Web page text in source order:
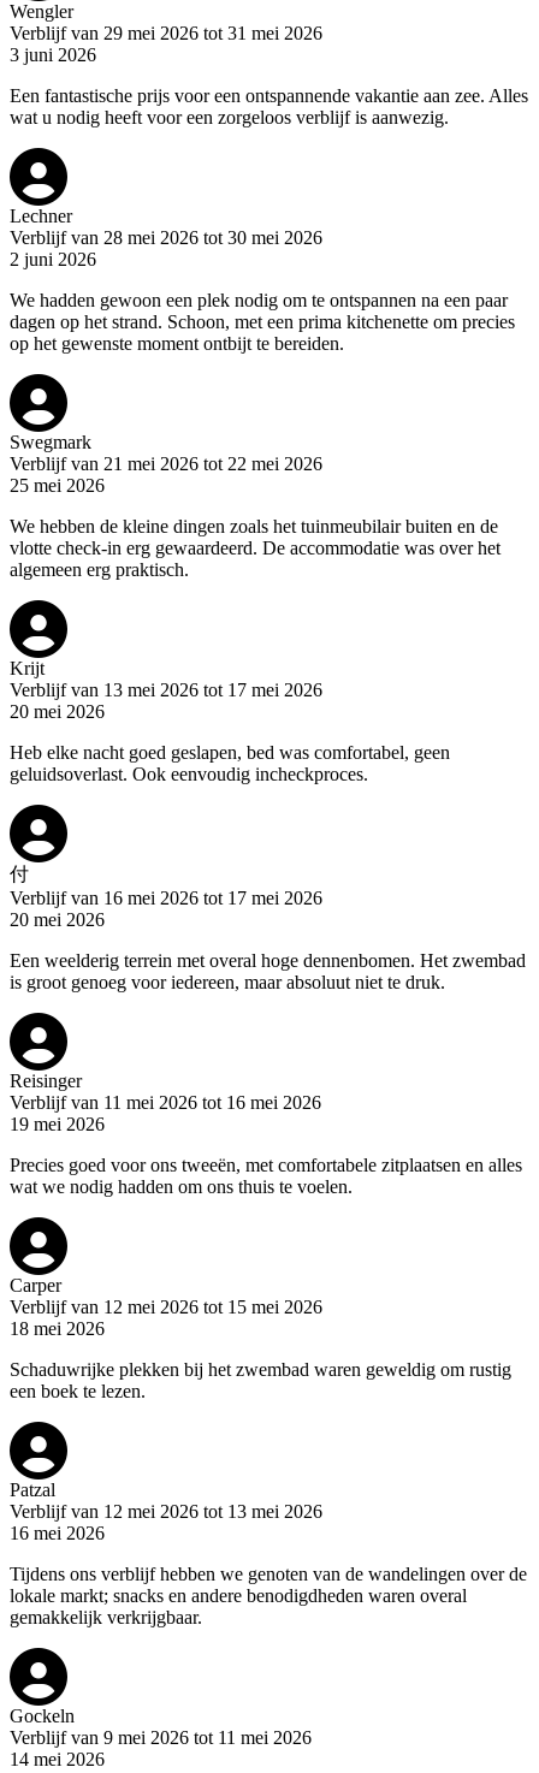
Wengler
Verblijf van 29 mei 2026 tot 31 mei 2026
3 juni 2026
Een fantastische prijs voor een ontspannende vakantie aan zee. Alles
wat u nodig heeft voor een zorgeloos verblijf is aanwezig.
Lechner
Verblijf van 28 mei 2026 tot 30 mei 2026
2 juni 2026
We hadden gewoon een plek nodig om te ontspannen na een paar
dagen op het strand. Schoon, met een prima kitchenette om precies
op het gewenste moment ontbijt te bereiden.
Swegmark
Verblijf van 21 mei 2026 tot 22 mei 2026
25 mei 2026
We hebben de kleine dingen zoals het tuinmeubilair buiten en de
vlotte check-in erg gewaardeerd. De accommodatie was over het
algemeen erg praktisch.
Krijt
Verblijf van 13 mei 2026 tot 17 mei 2026
20 mei 2026
Heb elke nacht goed geslapen, bed was comfortabel, geen
geluidsoverlast. Ook eenvoudig incheckproces.
付
Verblijf van 16 mei 2026 tot 17 mei 2026
20 mei 2026
Een weelderig terrein met overal hoge dennenbomen. Het zwembad
is groot genoeg voor iedereen, maar absoluut niet te druk.
Reisinger
Verblijf van 11 mei 2026 tot 16 mei 2026
19 mei 2026
Precies goed voor ons tweeën, met comfortabele zitplaatsen en alles
wat we nodig hadden om ons thuis te voelen.
Carper
Verblijf van 12 mei 2026 tot 15 mei 2026
18 mei 2026
Schaduwrijke plekken bij het zwembad waren geweldig om rustig
een boek te lezen.
Patzal
Verblijf van 12 mei 2026 tot 13 mei 2026
16 mei 2026
Tijdens ons verblijf hebben we genoten van de wandelingen over de
lokale markt; snacks en andere benodigdheden waren overal
gemakkelijk verkrijgbaar.
Gockeln
Verblijf van 9 mei 2026 tot 11 mei 2026
14 mei 2026